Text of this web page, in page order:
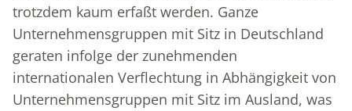
trotzdem kaum erfaßt werden. Ganze
Unternehmensgruppen mit Sitz in Deutschland
geraten infolge der zunehmenden
internationalen Verflechtung in Abhängigkeit von
Unternehmensgruppen mit Sitz im Ausland, was